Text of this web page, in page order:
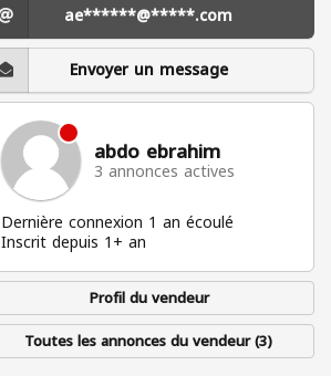
ae******@*****.com
Envoyer un message
abdo ebrahim
3 annonces actives
Dernière connexion 1 an écoulé
Inscrit depuis 1+ an
Profil du vendeur
Toutes les annonces du vendeur (3)